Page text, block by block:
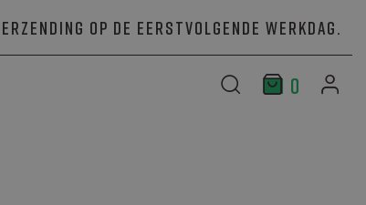
op de eerstvolgende werkdag.
0